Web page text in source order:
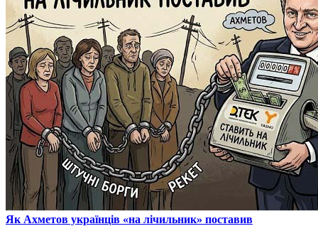
​Як Ахметов українців «на лічильник» поставив